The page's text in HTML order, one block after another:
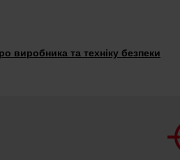
виробника та техніку безпеки